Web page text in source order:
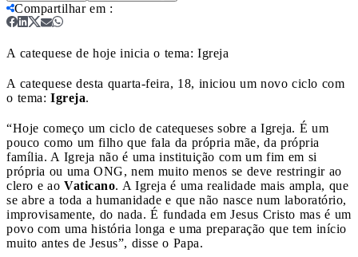
Compartilhar em :
A catequese de hoje inicia o tema: Igreja
A catequese desta quarta-feira, 18, iniciou um novo ciclo com
o tema: Igreja.
“Hoje começo um ciclo de catequeses sobre a Igreja. É um
pouco como um filho que fala da própria mãe, da própria
família. A Igreja não é uma instituição com um fim em si
própria ou uma ONG, nem muito menos se deve restringir ao
clero e ao Vaticano. A Igreja é uma realidade mais ampla, que
se abre a toda a humanidade e que não nasce num laboratório,
improvisamente, do nada. É fundada em Jesus Cristo mas é um
povo com uma história longa e uma preparação que tem início
muito antes de Jesus”, disse o Papa.